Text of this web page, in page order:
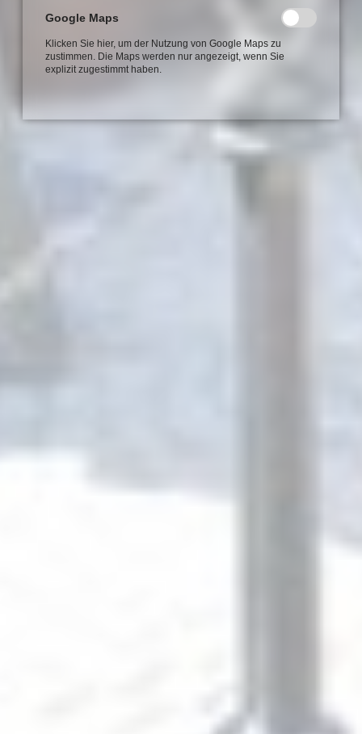
Google Maps
Klicken Sie hier, um der Nutzung von Google Maps zu
zustimmen. Die Maps werden nur angezeigt, wenn Sie
explizit zugestimmt haben.